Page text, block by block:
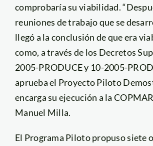
comprobaría su viabilidad.
reuniones de trabajo que se
llegó a la conclusión de que era
como, a través de los Decretos
2005-PRODUCE y 10-2005-
aprueba el Proyecto Piloto
encarga su ejecución a la
Manuel Milla.
El Programa Piloto propuso siete